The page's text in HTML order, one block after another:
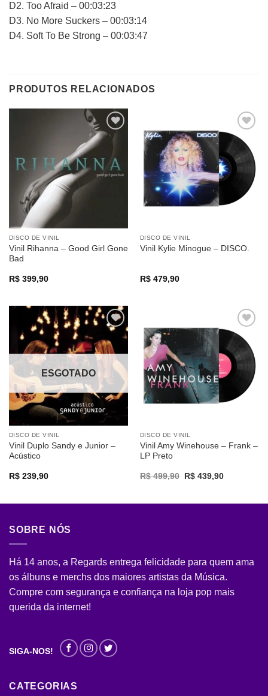
D2. Too Afraid – 00:03:23
D3. No More Suckers – 00:03:14
D4. Soft To Be Strong – 00:03:47
PRODUTOS RELACIONADOS
Adicionar
a lista de
DISCO DE VINIL
Vinil Rihanna – Good Girl Gone
Bad
R$399,90
Adicionar
a lista de
desejos
DISCO DE VINIL
Vinil Kylie Minogue – DISCO.
R$479,90
Adicionar
a lista de
desejos
ESGOTADO
DISCO DE VINIL
Vinil Duplo Sandy e Junior –
Acústico
R$239,90
Adicionar
a lista de
desejos
DISCO DE VINIL
Vinil Amy Winehouse – Frank –
LP Preto
R$499,90
Original
R$439,90Current
SOBRE NÓS
Há 14 anos, a Regards entrega felicidade para quem ama
os álbuns e merchs dos maiores artistas da Música.
Compre com segurança e confiança na loja pop mais
querida da internet!
SIGA-NOS!
CATEGORIAS